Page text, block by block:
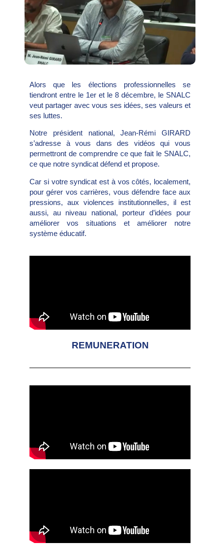
Alors que les élections professionnelles se
tiendront entre le 1er et le 8 décembre, le SNALC
veut partager avec vous ses idées, ses valeurs et
ses luttes.
Notre président national, Jean-Rémi GIRARD
s’adresse à vous dans des vidéos qui vous
permettront de comprendre ce que fait le SNALC,
ce que notre syndicat défend et propose.
Car si votre syndicat est à vos côtés, localement,
pour gérer vos carrières, vous défendre face aux
pressions, aux violences institutionnelles, il est
aussi, au niveau national, porteur d’idées pour
améliorer vos situations et améliorer notre
système éducatif.
REMUNERATION